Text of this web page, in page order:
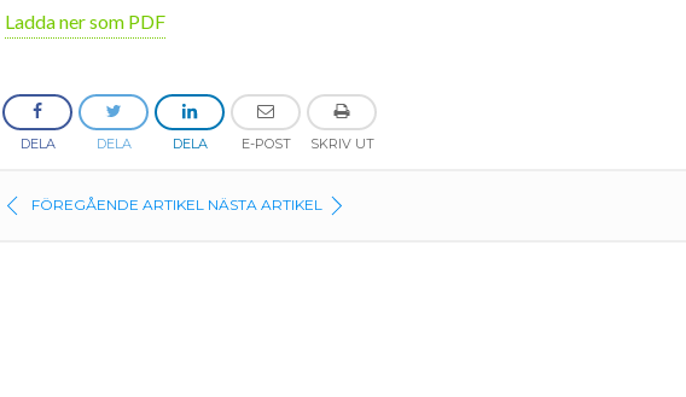
Ladda ner som PDF
DELA DELA DELA E-POST SKRIV UT
FÖREGÅENDE ARTIKEL NÄSTA ARTIKEL